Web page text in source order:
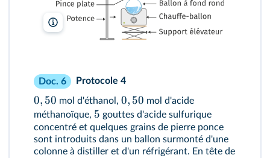
lelivrescolaire.fr
Doc. 6 Protocole 4
0, 50 mol d'éthanol,0, 50 mol d'acide
méthanoïque, 5 gouttes d'acide sulfurique
concentré et quelques grains de pierre ponce
sont introduits dans un ballon surmonté d'une
colonne à distiller et d'un réfrigérant. En tête de